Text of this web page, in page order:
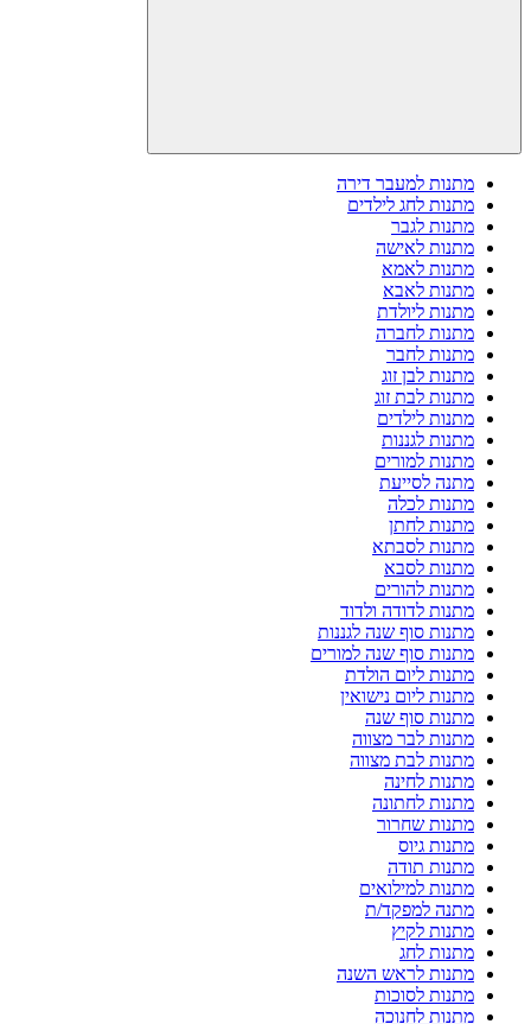
מתנות למעבר דירה
מתנות לחג לילדים
מתנות לגבר
מתנות לאישה
מתנות לאמא
מתנות לאבא
מתנות ליולדת
מתנות לחברה
מתנות לחבר
מתנות לבן זוג
מתנות לבת זוג
מתנות לילדים
מתנות לגננות
מתנות למורים
מתנה לסייעת
מתנות לכלה
מתנות לחתן
מתנות לסבתא
מתנות לסבא
מתנות להורים
מתנות לדודה ולדוד
מתנות סוף שנה לגננות
מתנות סוף שנה למורים
מתנות ליום הולדת
מתנות ליום נישואין
מתנות סוף שנה
מתנות לבר מצווה
מתנות לבת מצווה
מתנות לחינה
מתנות לחתונה
מתנות שחרור
מתנות גיוס
מתנות תודה
מתנות למילואים
מתנה למפקד/ת
מתנות לקיץ
מתנות לחג
מתנות לראש השנה
מתנות לסוכות
מתנות לחנוכה